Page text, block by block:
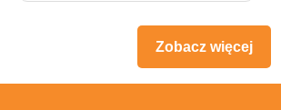
Zobacz więcej